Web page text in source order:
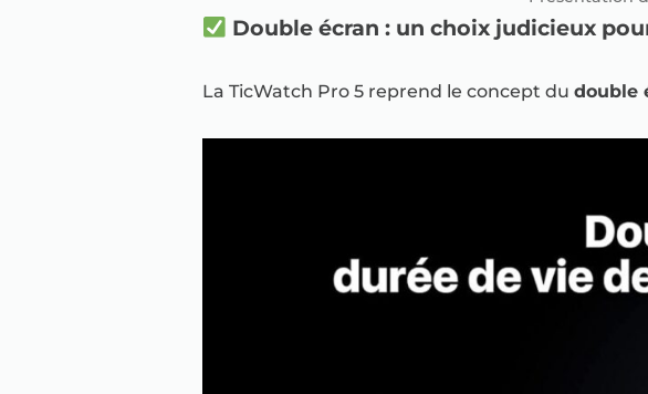
Double écran : un choix judicieux
La TicWatch Pro 5 reprend le concept du double